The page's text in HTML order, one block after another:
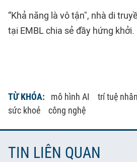
“Khả năng là vô tận", nhà di
tại EMBL chia sẻ đầy hứng khởi.
TỪ KHÓA: mô hình AI trí tuệ
sức khoẻ
công nghệ
TIN LIÊN QUAN